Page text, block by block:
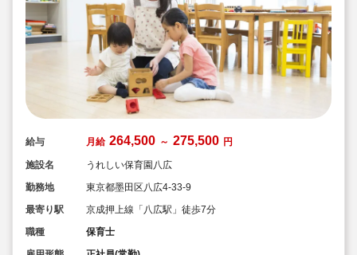
給与 月給 264,500 ～ 275,500 円
施設名
うれしい保育園八広
勤務地
東京都墨田区八広4-33-9
最寄り駅
京成押上線「八広駅」徒歩7分
職種
保育士